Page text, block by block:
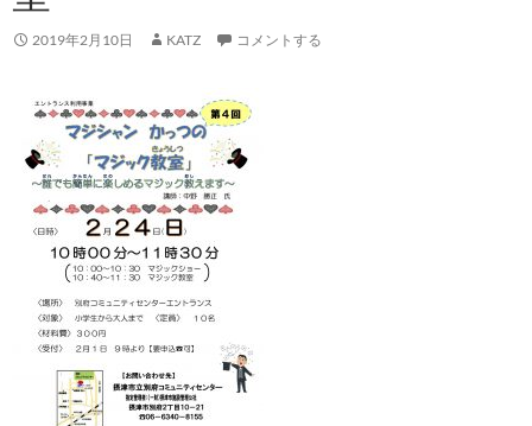
2019年2月10日 KATZ コメントする